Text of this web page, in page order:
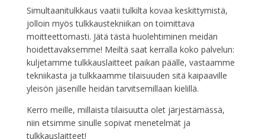
Simultaanitulkkaus vaatii tulkilta kovaa keskittymistä,
jolloin myös tulkkaustekniikan on toimittava
moitteettomasti. Jätä tästä huolehtiminen meidän
hoidettavaksemme! Meiltä saat kerralla koko palvelun:
kuljetamme tulkkauslaitteet paikan päälle, vastaamme
tekniikasta ja tulkkaamme tilaisuuden sitä kaipaaville
yleisön jäsenille heidän tarvitsemillaan kielillä.
Kerro meille, millaista tilaisuutta olet järjestämässä,
niin etsimme sinulle sopivat menetelmät ja
tulkkauslaitteet!